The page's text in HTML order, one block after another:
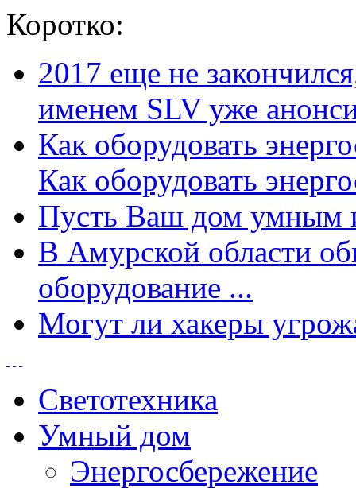
Коротко:
2017 еще не
именем SLV уже
Как оборудовать
Как оборудовать
Пусть Ваш дом умным
В Амурской области
оборудование ...
Могут ли хакеры
Светотехника
Умный дом
Энергосбережение